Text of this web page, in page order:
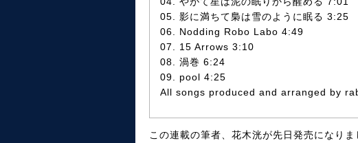
05. 影に満ちて梟は雪のように眠る 3:25
06. Nodding Robo Labo 4:49
07. 15 Arrows 3:10
08. 渦巻 6:24
09. pool 4:25
All songs produced and arranged by
この連載の筆者、花木洸が先日発売になり